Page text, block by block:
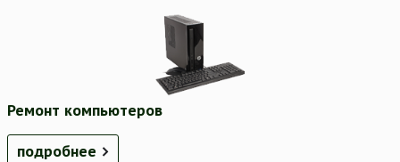
Ремонт компьютеров
подробнее